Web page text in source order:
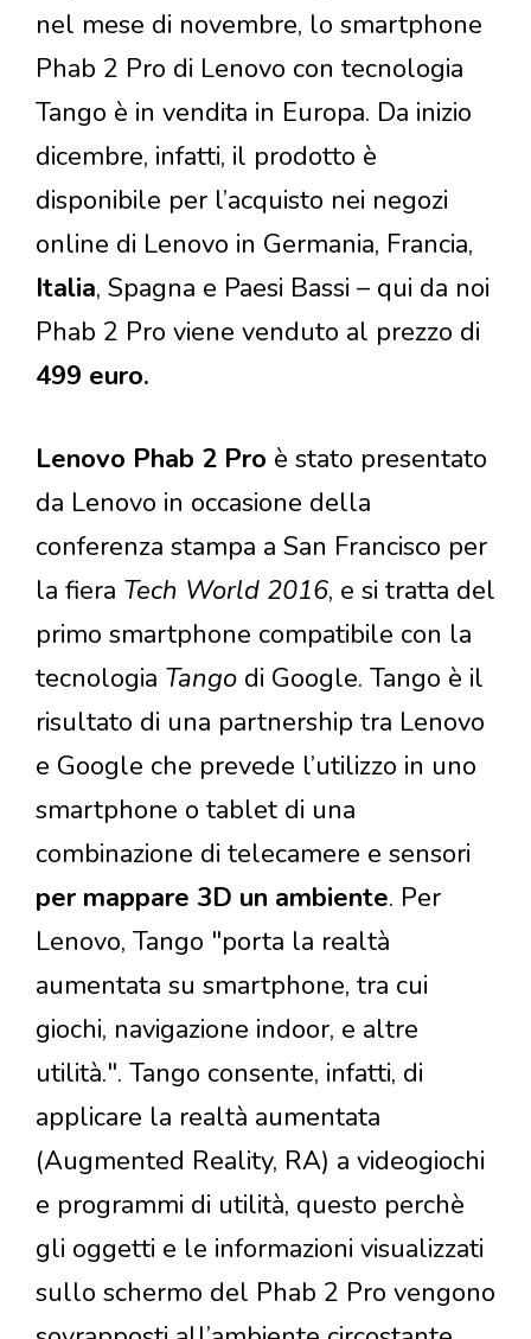
nel mese di novembre, lo smartphone
Phab 2 Pro di Lenovo con tecnologia
Tango è in vendita in Europa. Da inizio
dicembre, infatti, il prodotto è
disponibile per l’acquisto nei negozi
online di Lenovo in Germania, Francia,
Italia, Spagna e Paesi Bassi – qui da noi
Phab 2 Pro viene venduto al prezzo di
499 euro.
Lenovo Phab 2 Pro è stato presentato
da Lenovo in occasione della
conferenza stampa a San Francisco per
la fiera Tech World 2016, e si tratta del
primo smartphone compatibile con la
tecnologia Tango di Google. Tango è il
risultato di una partnership tra Lenovo
e Google che prevede l’utilizzo in uno
smartphone o tablet di una
combinazione di telecamere e sensori
per mappare 3D un ambiente. Per
Lenovo, Tango "porta la realtà
aumentata su smartphone, tra cui
giochi, navigazione indoor, e altre
utilità.". Tango consente, infatti, di
applicare la realtà aumentata
(Augmented Reality, RA) a videogiochi
e programmi di utilità, questo perchè
gli oggetti e le informazioni visualizzati
sullo schermo del Phab 2 Pro vengono